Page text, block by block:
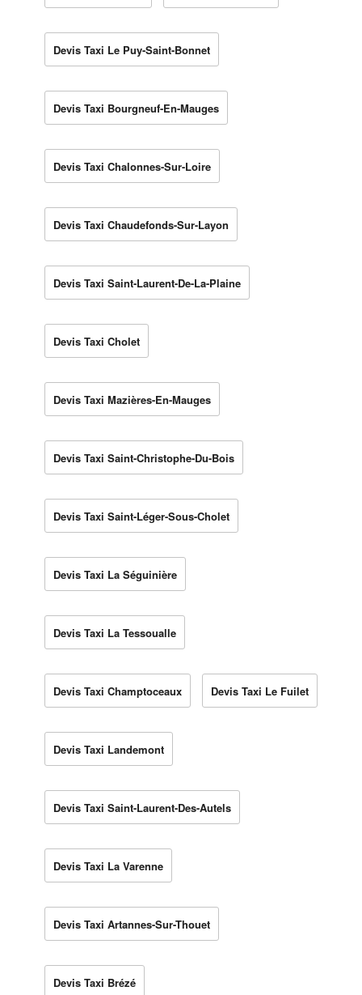
Devis Taxi Le Puy-Saint-Bonnet
Devis Taxi Bourgneuf-En-Mauges
Devis Taxi Chalonnes-Sur-Loire
Devis Taxi Chaudefonds-Sur-Layon
Devis Taxi Saint-Laurent-De-La-Plaine
Devis Taxi Cholet
Devis Taxi Mazières-En-Mauges
Devis Taxi Saint-Christophe-Du-Bois
Devis Taxi Saint-Léger-Sous-Cholet
Devis Taxi La Séguinière
Devis Taxi La Tessoualle
Devis Taxi Champtoceaux Devis Taxi Le Fuilet
Devis Taxi Landemont
Devis Taxi Saint-Laurent-Des-Autels
Devis Taxi La Varenne
Devis Taxi Artannes-Sur-Thouet
Devis Taxi Brézé